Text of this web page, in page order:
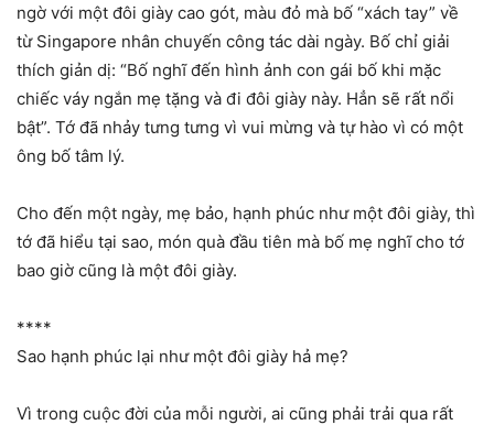
ngờ với một đôi giày cao gót, màu đỏ mà bố “xách tay” về
từ Singapore nhân chuyến công tác dài ngày. Bố chỉ giải
thích giản dị: “Bố nghĩ đến hình ảnh con gái bố khi mặc
chiếc váy ngắn mẹ tặng và đi đôi giày này. Hẳn sẽ rất nổi
bật”. Tớ đã nhảy tưng tưng vì vui mừng và tự hào vì có một
ông bố tâm lý.
Cho đến một ngày, mẹ bảo, hạnh phúc như một đôi giày, thì
tớ đã hiểu tại sao, món quà đầu tiên mà bố mẹ nghĩ cho tớ
bao giờ cũng là một đôi giày.
****
Sao hạnh phúc lại như một đôi giày hả mẹ?
Vì trong cuộc đời của mỗi người, ai cũng phải trải qua rất